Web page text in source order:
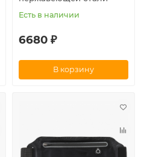
Есть в наличии
6680 ₽
В корзину